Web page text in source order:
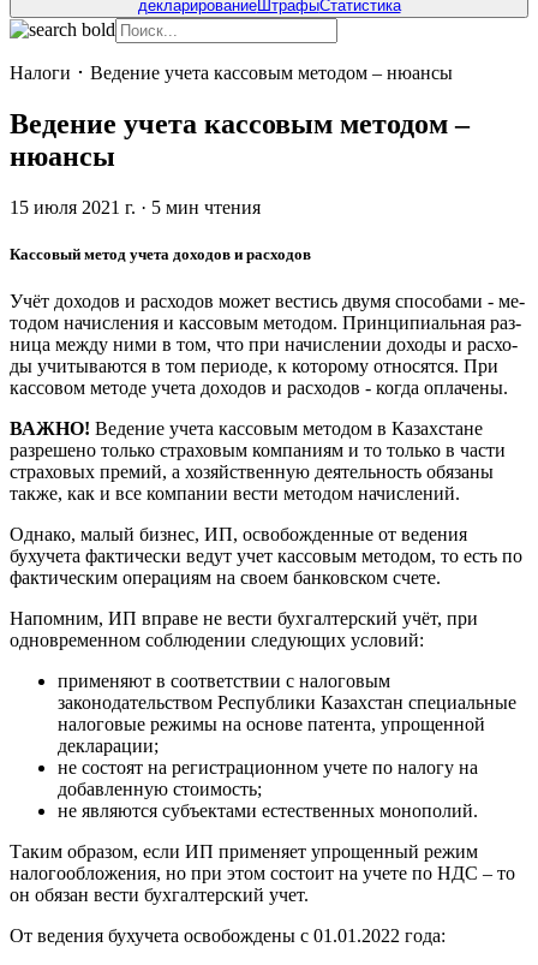
декларированиеШтрафыСтатистика
Налоги ･ Ведение учета кассовым методом – нюансы
Ведение учета кассовым методом –
нюансы
15 июля 2021 г. · 5 мин чтения
Кассовый метод учета доходов и расходов
Учёт до­хо­дов и рас­хо­дов может ве­стись двумя спо­со­ба­ми - ме­
то­дом на­чис­ле­ния и кас­со­вым ме­то­дом. Прин­ци­пи­аль­ная раз­
ни­ца между ними в том, что при на­чис­ле­нии до­хо­ды и рас­хо­
ды учи­ты­ва­ют­ся в том пе­ри­о­де, к ко­то­ро­му от­но­сят­ся. При
кас­со­вом ме­то­де учета до­хо­дов и рас­хо­дов - когда опла­че­ны.
ВАЖНО! Ведение учета кассовым методом в Казахстане
разрешено только страховым компаниям и то только в части
страховых премий, а хозяйственную деятельность обязаны
также, как и все компании вести методом начислений.
Однако, малый бизнес, ИП, освобожденные от ведения
бухучета фактически ведут учет кассовым методом, то есть по
фактическим операциям на своем банковском счете.
Напомним, ИП вправе не вести бухгалтерский учёт, при
одновременном соблюдении следующих условий:
применяют в соответствии с налоговым
законодательством Республики Казахстан специальные
налоговые режимы на основе патента, упрощенной
декларации;
не состоят на регистрационном учете по налогу на
добавленную стоимость;
не являются субъектами естественных монополий.
Таким образом, если ИП применяет упрощенный режим
налогообложения, но при этом состоит на учете по НДС – то
он обязан вести бухгалтерский учет.
От ведения бухучета освобождены с 01.01.2022 года: